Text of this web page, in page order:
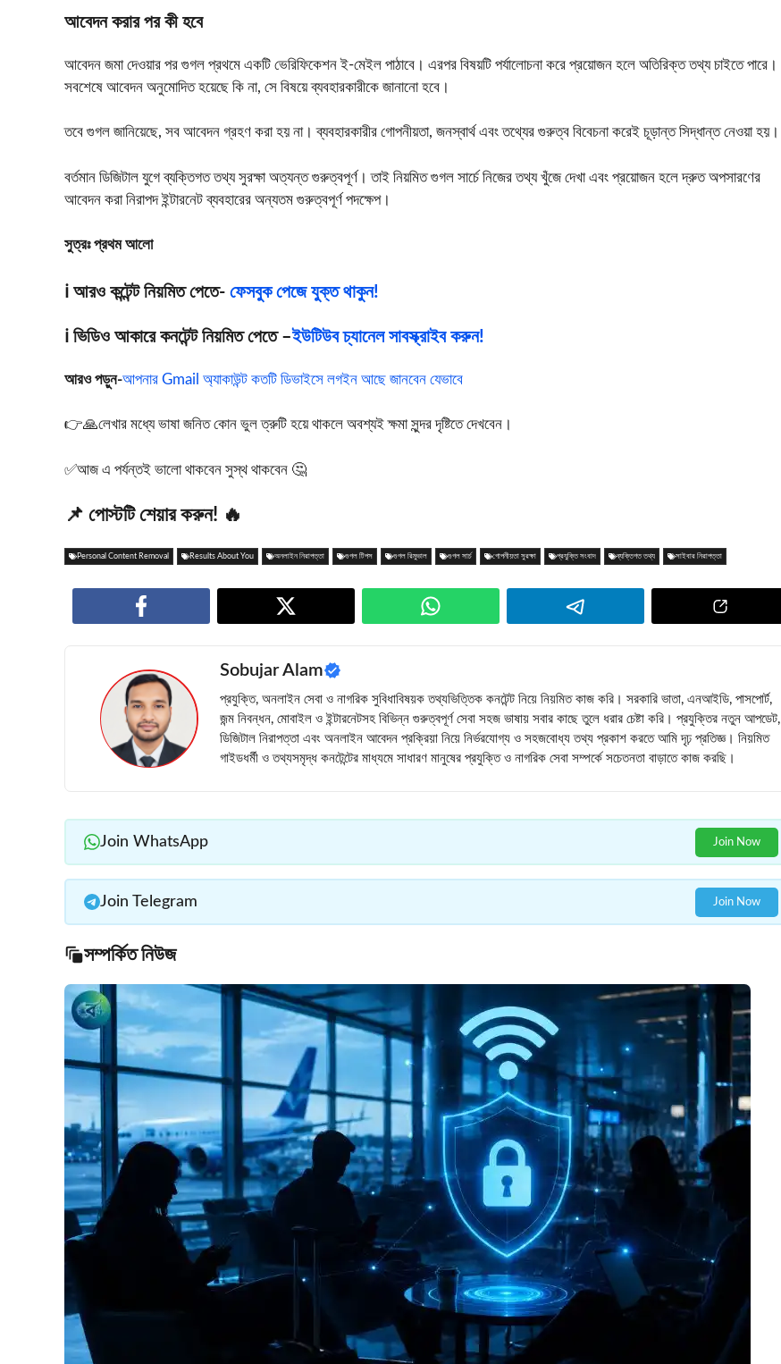
আবেদন করার পর কী হবে
আবেদন জমা দেওয়ার পর গুগল প্রথমে একটি ভেরিফিকেশন ই-মেইল পাঠাবে। এরপর বিষয়টি পর্যালোচনা করে প্রয়োজন হলে অতিরিক্ত তথ্য চাইতে পারে।
সবশেষে আবেদন অনুমোদিত হয়েছে কি না, সে বিষয়ে ব্যবহারকারীকে জানানো হবে।
তবে গুগল জানিয়েছে, সব আবেদন গ্রহণ করা হয় না। ব্যবহারকারীর গোপনীয়তা, জনস্বার্থ এবং তথ্যের গুরুত্ব বিবেচনা করেই চূড়ান্ত সিদ্ধান্ত নেওয়া হয়।
বর্তমান ডিজিটাল যুগে ব্যক্তিগত তথ্য সুরক্ষা অত্যন্ত গুরুত্বপূর্ণ। তাই নিয়মিত গুগল সার্চে নিজের তথ্য খুঁজে দেখা এবং প্রয়োজন হলে দ্রুত অপসারণের
আবেদন করা নিরাপদ ইন্টারনেট ব্যবহারের অন্যতম গুরুত্বপূর্ণ পদক্ষেপ।
সুত্রঃ প্রথম আলো
ℹ️ আরও কন্টেন্ট নিয়মিত পেতে- ফেসবুক পেজে যুক্ত থাকুন!
ℹ️ ভিডিও আকারে কনটেন্ট নিয়মিত পেতে –ইউটিউব চ্যানেল সাবস্ক্রাইব করুন!
আরও পড়ুন-আপনার Gmail অ্যাকাউন্ট কতটি ডিভাইসে লগইন আছে জানবেন যেভাবে
👉🙏লেখার মধ্যে ভাষা জনিত কোন ভুল ত্রুটি হয়ে থাকলে অবশ্যই ক্ষমা সুন্দর দৃষ্টিতে দেখবেন।
✅আজ এ পর্যন্তই ভালো থাকবেন সুস্থ থাকবেন 🤔
📌 পোস্টটি শেয়ার করুন! 🔥
Personal Content Removal Results About You অনলাইন নিরাপত্তা গুগল টিপস গুগল রিমুভাল গুগল সার্চ গোপনীয়তা সুরক্ষা প্রযুক্তি সংবাদ ব্যক্তিগত তথ্য সাইবার নিরাপত্তা
Sobujar Alam
প্রযুক্তি, অনলাইন সেবা ও নাগরিক সুবিধাবিষয়ক তথ্যভিত্তিক কনটেন্ট নিয়ে নিয়মিত কাজ করি। সরকারি ভাতা, এনআইডি, পাসপোর্ট,
জন্ম নিবন্ধন, মোবাইল ও ইন্টারনেটসহ বিভিন্ন গুরুত্বপূর্ণ সেবা সহজ ভাষায় সবার কাছে তুলে ধরার চেষ্টা করি। প্রযুক্তির নতুন আপডেট,
ডিজিটাল নিরাপত্তা এবং অনলাইন আবেদন প্রক্রিয়া নিয়ে নির্ভরযোগ্য ও সহজবোধ্য তথ্য প্রকাশ করতে আমি দৃঢ় প্রতিজ্ঞ। নিয়মিত
গাইডধর্মী ও তথ্যসমৃদ্ধ কনটেন্টের মাধ্যমে সাধারণ মানুষের প্রযুক্তি ও নাগরিক সেবা সম্পর্কে সচেতনতা বাড়াতে কাজ করছি।
Join WhatsApp Join Now
Join Telegram Join Now
সম্পর্কিত নিউজ